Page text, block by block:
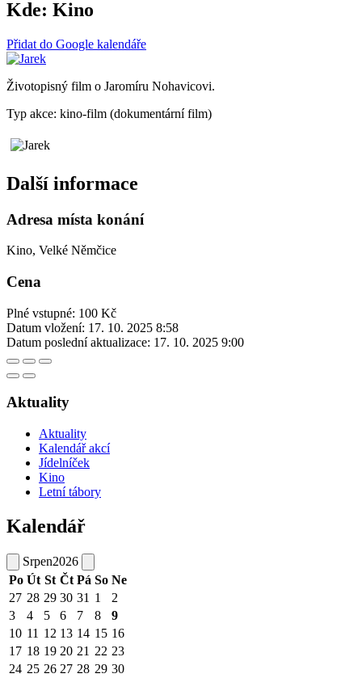
Kde: Kino
Přidat do Google kalendáře
Životopisný film o Jaromíru Nohavicovi.
Typ akce: kino-film (dokumentární film)
Další informace
Adresa místa konání
Kino, Velké Němčice
Cena
Plné vstupné: 100 Kč
Datum vložení: 17. 10. 2025 8:58
Datum poslední aktualizace: 17. 10. 2025 9:00
Aktuality
Aktuality
Kalendář akcí
Jídelníček
Kino
Letní tábory
Kalendář
Srpen2026
Po Út St Čt Pá So Ne
27 28 29 30 31 1
2
3
4 5 6 7 8
9
10 11 12 13 14 15 16
17 18 19 20 21 22 23
24 25 26 27 28 29 30